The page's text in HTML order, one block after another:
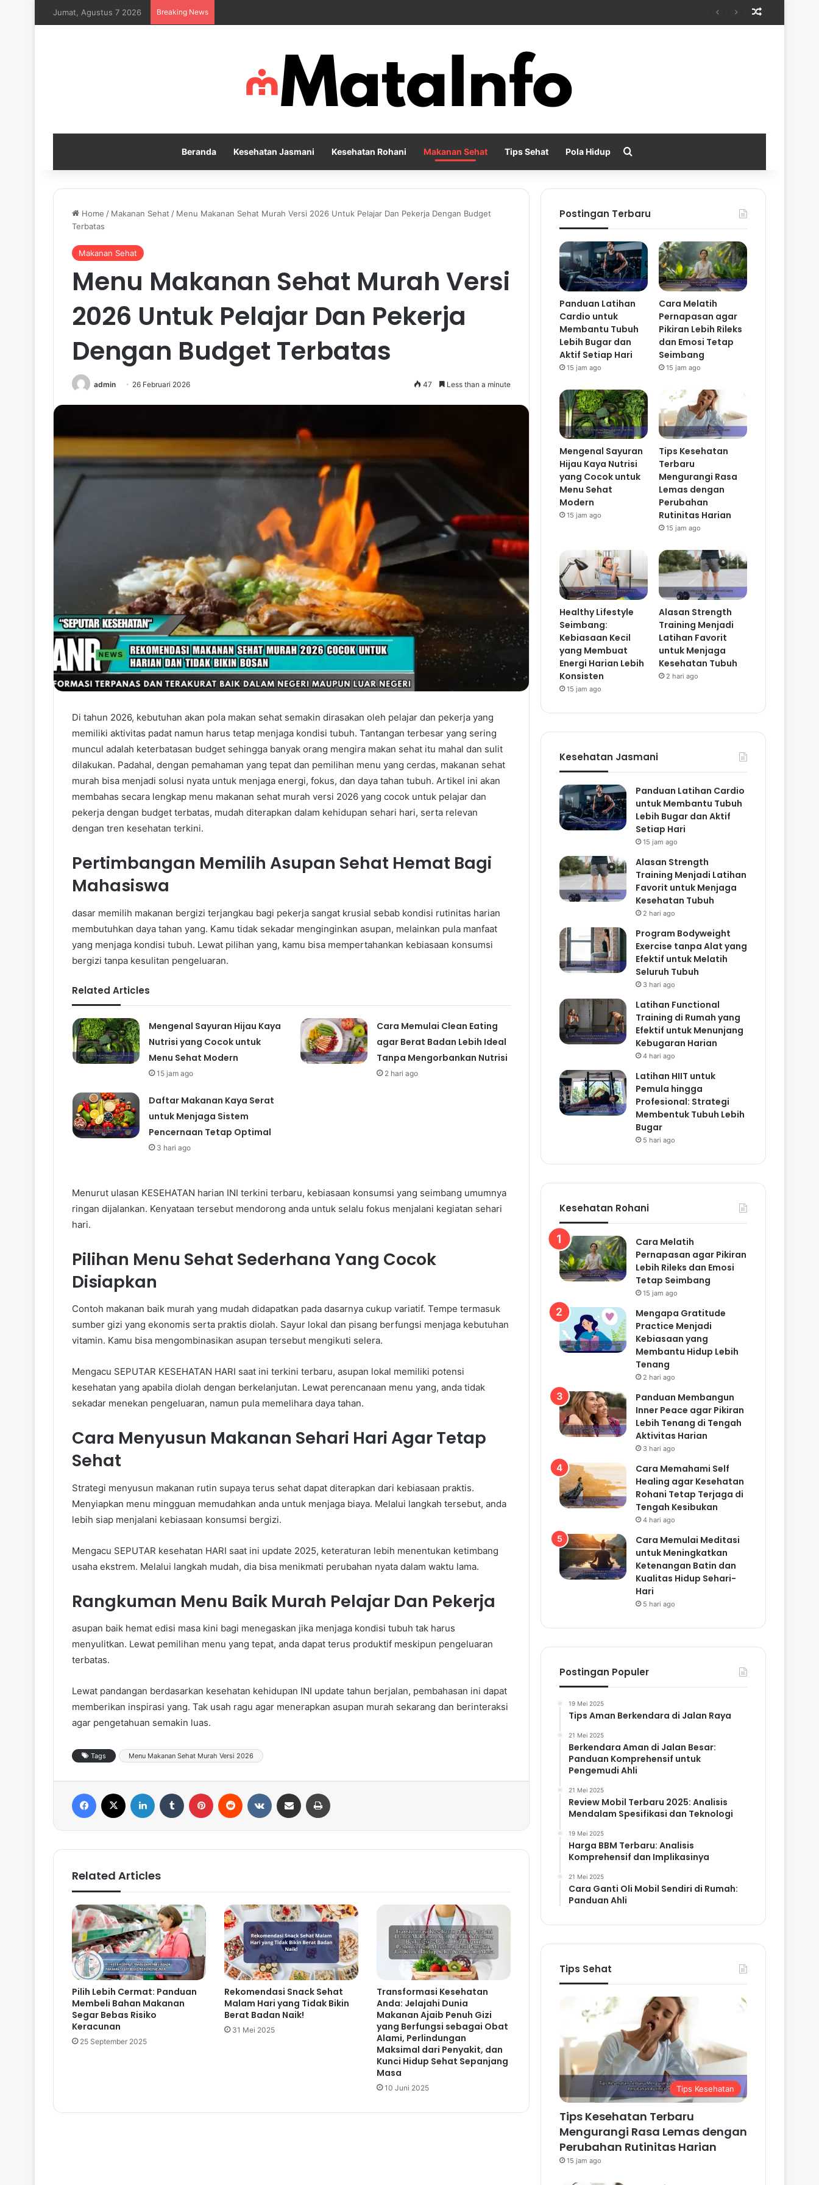
Jumat, Agustus 7 2026 Breaking News
Beranda Kesehatan Jasmani Kesehatan Rohani Makanan Sehat Tips Sehat Pola Hidup
Home / Makanan Sehat / Menu Makanan Sehat Murah Versi 2026 Untuk Pelajar Dan Pekerja Dengan Budget
Terbatas
Makanan Sehat
Menu Makanan Sehat Murah Versi
2026 Untuk Pelajar Dan Pekerja
Dengan Budget Terbatas
admin 26 Februari 2026 47 Less than a minute
Di tahun 2026, kebutuhan akan pola makan sehat semakin dirasakan oleh pelajar dan pekerja yang
memiliki aktivitas padat namun harus tetap menjaga kondisi tubuh. Tantangan terbesar yang sering
muncul adalah keterbatasan budget sehingga banyak orang mengira makan sehat itu mahal dan sulit
dilakukan. Padahal, dengan pemahaman yang tepat dan pemilihan menu yang cerdas, makanan sehat
murah bisa menjadi solusi nyata untuk menjaga energi, fokus, dan daya tahan tubuh. Artikel ini akan
membahas secara lengkap menu makanan sehat murah versi 2026 yang cocok untuk pelajar dan
pekerja dengan budget terbatas, mudah diterapkan dalam kehidupan sehari hari, serta relevan
dengan tren kesehatan terkini.
Pertimbangan Memilih Asupan Sehat Hemat Bagi
Mahasiswa
dasar memilih makanan bergizi terjangkau bagi pekerja sangat krusial sebab kondisi rutinitas harian
membutuhkan daya tahan yang. Kamu tidak sekadar menginginkan asupan, melainkan pula manfaat
yang menjaga kondisi tubuh. Lewat pilihan yang, kamu bisa mempertahankan kebiasaan konsumsi
bergizi tanpa kesulitan pengeluaran.
Related Articles
Mengenal Sayuran Hijau Kaya
Nutrisi yang Cocok untuk
Menu Sehat Modern
15 jam ago
Cara Memulai Clean Eating
agar Berat Badan Lebih Ideal
Tanpa Mengorbankan Nutrisi
2 hari ago
Daftar Makanan Kaya Serat
untuk Menjaga Sistem
Pencernaan Tetap Optimal
3 hari ago
Menurut ulasan KESEHATAN harian INI terkini terbaru, kebiasaan konsumsi yang seimbang umumnya
ringan dijalankan. Kenyataan tersebut mendorong anda untuk selalu fokus menjalani kegiatan sehari
hari.
Pilihan Menu Sehat Sederhana Yang Cocok
Disiapkan
Contoh makanan baik murah yang mudah didapatkan pada dasarnya cukup variatif. Tempe termasuk
sumber gizi yang ekonomis serta praktis diolah. Sayur lokal dan pisang berfungsi menjaga kebutuhan
vitamin. Kamu bisa mengombinasikan asupan tersebut mengikuti selera.
Mengacu SEPUTAR KESEHATAN HARI saat ini terkini terbaru, asupan lokal memiliki potensi
kesehatan yang apabila diolah dengan berkelanjutan. Lewat perencanaan menu yang, anda tidak
sekadar menekan pengeluaran, namun pula memelihara daya tahan.
Cara Menyusun Makanan Sehari Hari Agar Tetap
Sehat
Strategi menyusun makanan rutin supaya terus sehat dapat diterapkan dari kebiasaan praktis.
Menyiapkan menu mingguan memudahkan anda untuk menjaga biaya. Melalui langkah tersebut, anda
lebih siap menjalani kebiasaan konsumsi bergizi.
Mengacu SEPUTAR kesehatan HARI saat ini update 2025, keteraturan lebih menentukan ketimbang
usaha ekstrem. Melalui langkah mudah, dia bisa menikmati perubahan nyata dalam waktu lama.
Rangkuman Menu Baik Murah Pelajar Dan Pekerja
asupan baik hemat edisi masa kini bagi menegaskan jika menjaga kondisi tubuh tak harus
menyulitkan. Lewat pemilihan menu yang tepat, anda dapat terus produktif meskipun pengeluaran
terbatas.
Lewat pandangan berdasarkan kesehatan kehidupan INI update tahun berjalan, pembahasan ini dapat
memberikan inspirasi yang. Tak usah ragu agar menerapkan asupan murah sekarang dan berinteraksi
agar pengetahuan semakin luas.
Tags Menu Makanan Sehat Murah Versi 2026
Related Articles
Pilih Lebih Cermat: Panduan
Membeli Bahan Makanan
Segar Bebas Risiko
Keracunan
25 September 2025
Rekomendasi Snack Sehat
Malam Hari yang Tidak Bikin
Berat Badan Naik!
31 Mei 2025
Transformasi Kesehatan
Anda: Jelajahi Dunia
Makanan Ajaib Penuh Gizi
yang Berfungsi sebagai Obat
Alami, Perlindungan
Maksimal dari Penyakit, dan
Kunci Hidup Sehat Sepanjang
Masa
10 Juni 2025
Postingan Terbaru
Panduan Latihan
Cardio untuk
Membantu Tubuh
Lebih Bugar dan
Aktif Setiap Hari
15 jam ago
Cara Melatih
Pernapasan agar
Pikiran Lebih Rileks
dan Emosi Tetap
Seimbang
15 jam ago
Mengenal Sayuran
Hijau Kaya Nutrisi
yang Cocok untuk
Menu Sehat
Modern
15 jam ago
Tips Kesehatan
Terbaru
Mengurangi Rasa
Lemas dengan
Perubahan
Rutinitas Harian
15 jam ago
Healthy Lifestyle
Seimbang:
Kebiasaan Kecil
yang Membuat
Energi Harian Lebih
Konsisten
15 jam ago
Alasan Strength
Training Menjadi
Latihan Favorit
untuk Menjaga
Kesehatan Tubuh
2 hari ago
Kesehatan Jasmani
Panduan Latihan Cardio
untuk Membantu Tubuh
Lebih Bugar dan Aktif
Setiap Hari
15 jam ago
Alasan Strength
Training Menjadi Latihan
Favorit untuk Menjaga
Kesehatan Tubuh
2 hari ago
Program Bodyweight
Exercise tanpa Alat yang
Efektif untuk Melatih
Seluruh Tubuh
3 hari ago
Latihan Functional
Training di Rumah yang
Efektif untuk Menunjang
Kebugaran Harian
4 hari ago
Latihan HIIT untuk
Pemula hingga
Profesional: Strategi
Membentuk Tubuh Lebih
Bugar
5 hari ago
Kesehatan Rohani
Cara Melatih
Pernapasan agar Pikiran
Lebih Rileks dan Emosi
Tetap Seimbang
15 jam ago
Mengapa Gratitude
Practice Menjadi
Kebiasaan yang
Membantu Hidup Lebih
Tenang
2 hari ago
Panduan Membangun
Inner Peace agar Pikiran
Lebih Tenang di Tengah
Aktivitas Harian
3 hari ago
Cara Memahami Self
Healing agar Kesehatan
Rohani Tetap Terjaga di
Tengah Kesibukan
4 hari ago
Cara Memulai Meditasi
untuk Meningkatkan
Ketenangan Batin dan
Kualitas Hidup Sehari-
Hari
5 hari ago
Postingan Populer
19 Mei 2025
Tips Aman Berkendara di Jalan Raya
21 Mei 2025
Berkendara Aman di Jalan Besar:
Panduan Komprehensif untuk
Pengemudi Ahli
21 Mei 2025
Review Mobil Terbaru 2025: Analisis
Mendalam Spesifikasi dan Teknologi
19 Mei 2025
Harga BBM Terbaru: Analisis
Komprehensif dan Implikasinya
21 Mei 2025
Cara Ganti Oli Mobil Sendiri di Rumah:
Panduan Ahli
Tips Sehat
Tips Kesehatan
Tips Kesehatan Terbaru
Mengurangi Rasa Lemas dengan
Perubahan Rutinitas Harian
15 jam ago